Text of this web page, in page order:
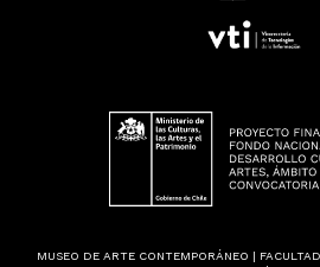
MUSEO DE ARTE CONTEMPORÁNEO |